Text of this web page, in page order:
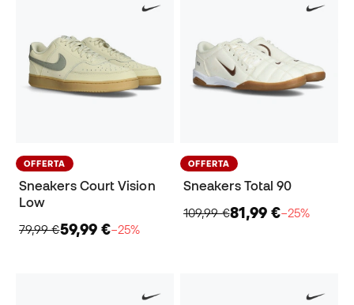
OFFERTA
Sneakers Court Vision
Low
79,99 €59,99 €−25%
OFFERTA
Sneakers Total 90
109,99 €81,99 €−25%